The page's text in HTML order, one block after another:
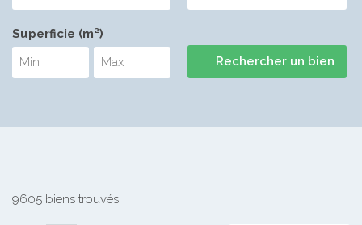
Superficie (m²)
9605 biens trouvés